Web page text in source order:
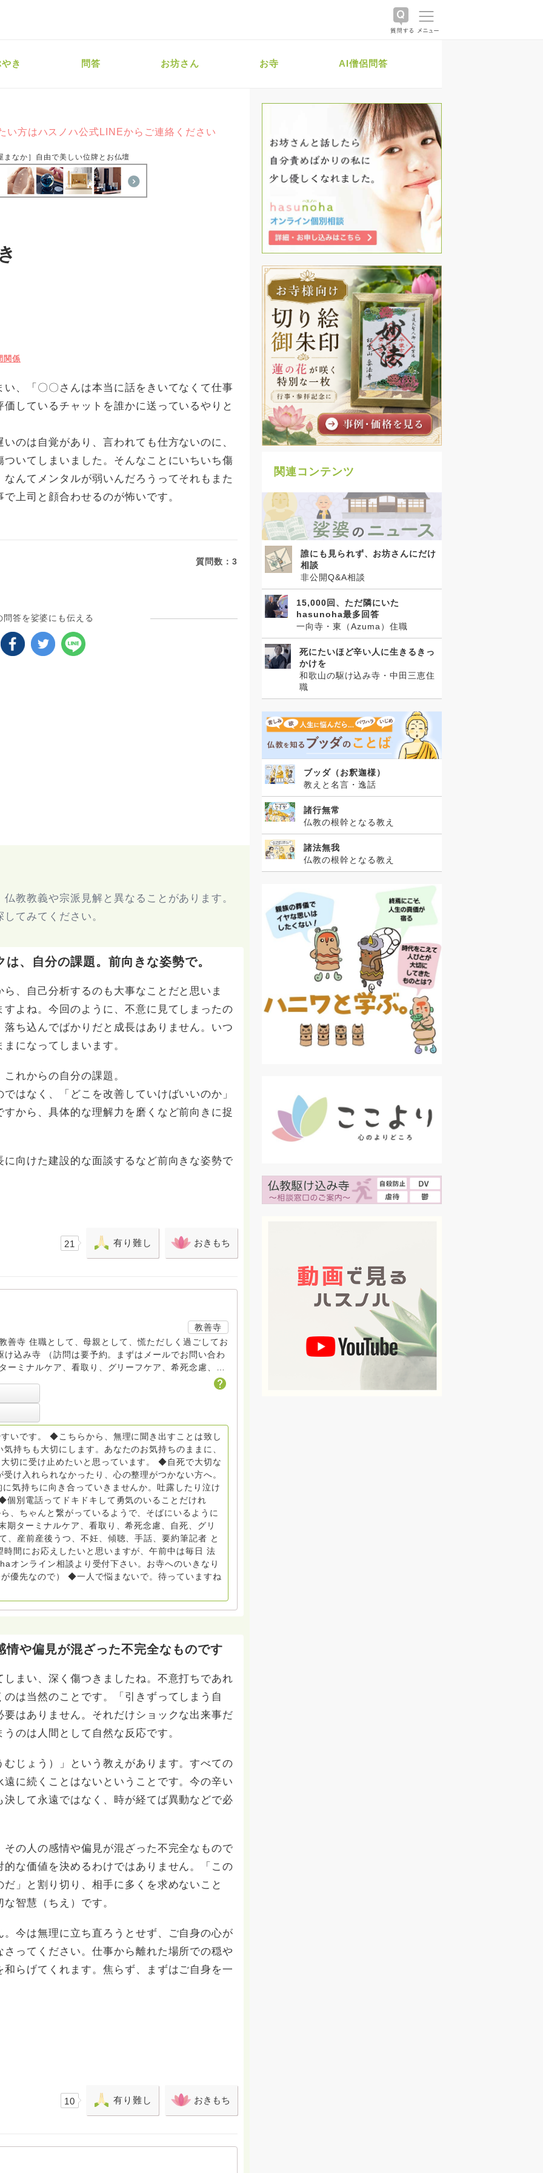
き 問答 お坊さん お寺 AI僧侶問答
い方はハスノハ公式LINEからご連絡ください
まなか］自由で美しい位牌とお仏壇
関係
、「〇〇さんは本当に話をきいてなくて仕事
しているチャットを誰かに送っているやりと
のは自覚があり、言われても仕方ないのに、
いてしまいました。そんなことにいちいち傷
んてメンタルが弱いんだろうってそれもまた
上司と顔合わせるのが怖いです。
質問数：3
問答を娑婆にも伝える
教教義や宗派見解と異なることがあります。
てみてください。
、自分の課題。前向きな姿勢で。
、自己分析するのも大事なことだと思いま
よね。今回のように、不意に見てしまったの
ち込んでばかりだと成長はありません。いつ
になってしまいます。
れからの自分の課題。
ではなく、「どこを改善していけばいいのか」
から、具体的な理解力を磨くなど前向きに捉
向けた建設的な面談するなど前向きな姿勢で
21 有り難し おきもち
教善寺
善寺 住職として、母親として、慌ただしく過ごしてお
DV、トラウマ、PTSD、傾聴トレーナー、手話、要約
校 中学校支援員としても、ケアサポートをしていま
団
ちらから griefcare.tomoshibi@icloud.com ◆GEは
誰もが自分らしく生きることができる社会をめざ
主任として勤めた経験も生かしつつ、お話できるこ
。 来寺お問い合わせは⬇️こちらから
ません。お礼回答がある方を優先しています。 懇志応
け付けておりません。また夜中や早朝の電話もご遠慮
。
いです。 ◆こちらから、無理に聞き出すことは致し
持ちも大切にします。あなたのお気持ちのままに、
切に受け止めたいと思っています。 ◆自死で大切な
け入れられなかったり、心の整理がつかない方へ。
気持ちに向き合っていきませんか。吐露したり泣け
別電話ってドキドキして勇気のいることだけれ
、ちゃんと繋がっているようで、そばにいるように
ターミナルケア、看取り、希死念慮、自死、グリ
、産前産後うつ、不妊、傾聴、手話、要約筆記者 と
間にお応えしたいと思いますが、午前中は毎日 法
オンライン相談より受付下さい。お寺へのいきなり
優先なので） ◆一人で悩まないで。待っていますね
情や偏見が混ざった不完全なものです
まい、深く傷つきましたね。不意打ちであれ
は当然のことです。「引きずってしまう自
はありません。それだけショックな出来事だ
のは人間として自然な反応です。
じょう）」という教えがあります。すべての
に続くことはないということです。今の辛い
して永遠ではなく、時が経てば異動などで必
その人の感情や偏見が混ざった不完全なもので
な価値を決めるわけではありません。「この
」と割り切り、相手に多くを求めないこと
智慧（ちえ）です。
。今は無理に立ち直ろうとせず、ご自身の心が
ってください。仕事から離れた場所での穏や
らげてくれます。焦らず、まずはご自身を一
10 有り難し おきもち
関連コンテンツ
誰にも見られず、お坊さんにだけ
相談
非公開Q&A相談
15,000回、ただ隣にいた
hasunoha最多回答
一向寺・東（Azuma）住職
死にたいほど辛い人に生きるきっ
かけを
和歌山の駆け込み寺・中田三恵住
職
ブッダ（お釈迦様）
教えと名言・逸話
諸行無常
仏教の根幹となる教え
諸法無我
仏教の根幹となる教え